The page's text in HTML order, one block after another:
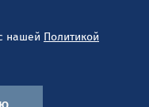
нашей Политикой